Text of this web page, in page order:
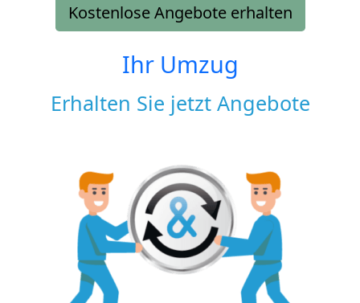
Kostenlose Angebote erhalten
Ihr Umzug
Erhalten Sie jetzt Angebote